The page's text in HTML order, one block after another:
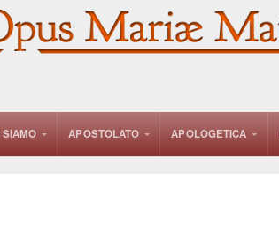
SIAMO APOSTOLATO APOLOGETICA